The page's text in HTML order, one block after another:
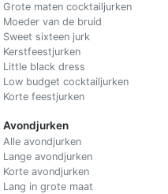
Grote maten cocktailjurken
Moeder van de bruid
Sweet sixteen jurk
Kerstfeestjurken
Little black dress
Low budget cocktailjurken
Korte feestjurken
Avondjurken
Alle avondjurken
Lange avondjurken
Korte avondjurken
Lang in grote maat